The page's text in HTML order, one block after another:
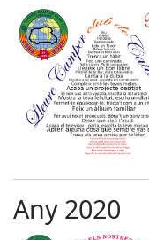
Any 2020